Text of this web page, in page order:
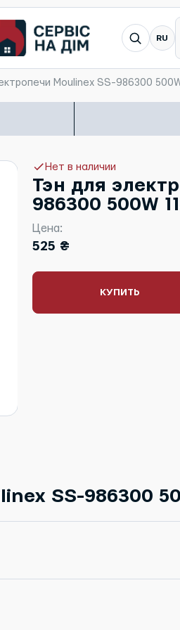
Я ищу...RU
Moulinex SS-986300
Нет в наличии
Тэн для
986300 500W
Цена:
525 ₴
КУПИТЬ
SS-986300